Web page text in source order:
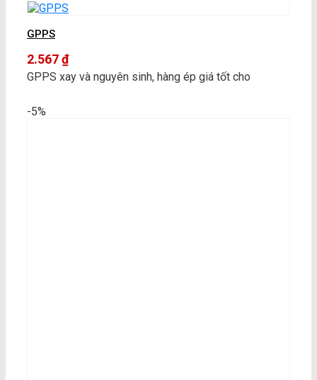
GPPS
2.567₫
GPPS xay và nguyên sinh, hàng ép giá tốt cho
-5%